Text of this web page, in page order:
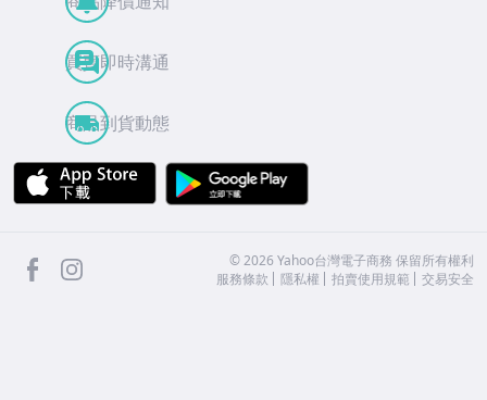
買賣即時溝通
商品到貨動態
APP Store
facebook ©2026 Yahoo台灣電子商務 保留所有權利
服務條款
隱私權 拍賣使用規範 交易安全